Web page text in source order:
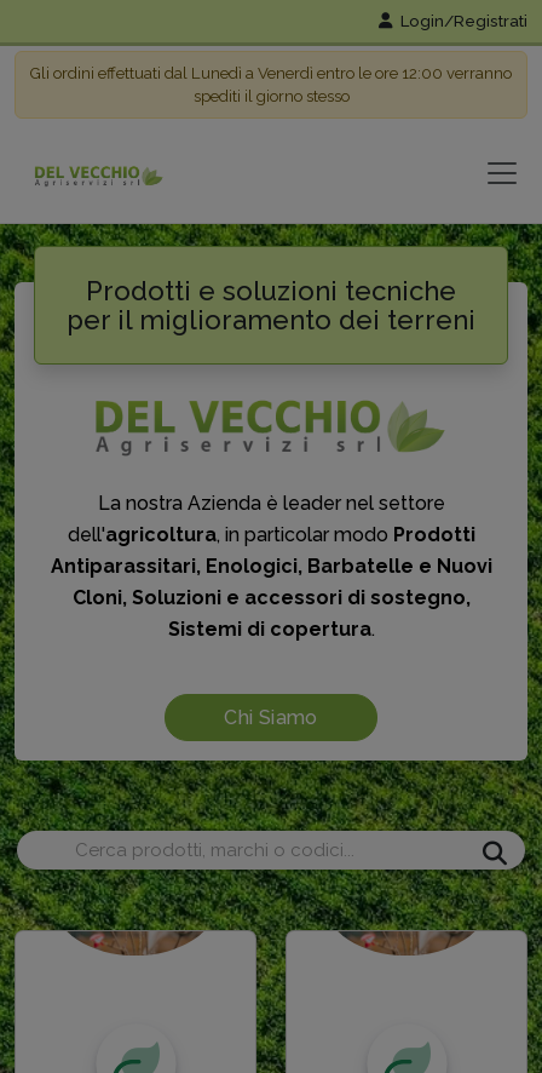
Login/Registrati
Gli ordini effettuati dal Lunedì a Venerdì entro le ore 12:00 verranno
spediti il giorno stesso
Prodotti e soluzioni tecniche
per il miglioramento dei terreni
La nostra Azienda è leader nel settore
dell'agricoltura, in particolar modo Prodotti
Antiparassitari, Enologici, Barbatelle e Nuovi
Cloni, Soluzioni e accessori di sostegno,
Sistemi di copertura.
Chi Siamo